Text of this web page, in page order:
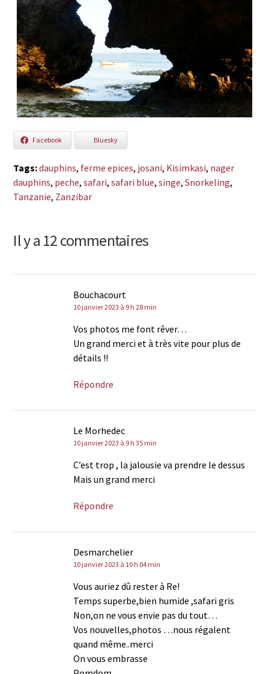
Facebook Bluesky
Tags:dauphins, ferme epices, josani, Kisimkasi, nager
dauphins, peche,safari,safari blue,singe,Snorkeling,
Tanzanie, Zanzibar
Il y a 12 commentaires
Bouchacourt
10 janvier 2023 à 9 h 28 min
Vos photos me font rêver…
Un grand merci et à très vite pour plus de
détails !!
Répondre
Le Morhedec
10 janvier 2023 à 9 h 35 min
C’est trop , la jalousie va prendre le dessus
Mais un grand merci
Répondre
Desmarchelier
10 janvier 2023 à 10 h 04 min
Vous auriez dû rester à Re!
Temps superbe,bien humide ,safari gris
Non,on ne vous envie pas du tout…
Vos nouvelles,photos …nous régalent
quand même..merci
On vous embrasse